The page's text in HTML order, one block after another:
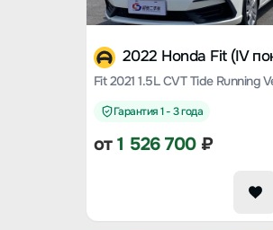
Fit 2021 1.5L CVT Tide Running
Гарантия 1 - 3 года
от1 526 700₽